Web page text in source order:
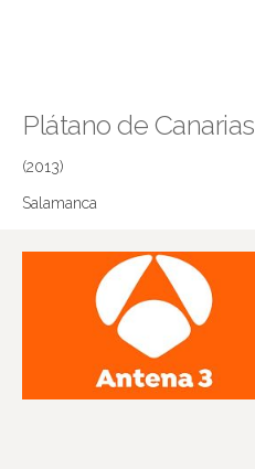
Plátano de Canarias
(2013)
Salamanca